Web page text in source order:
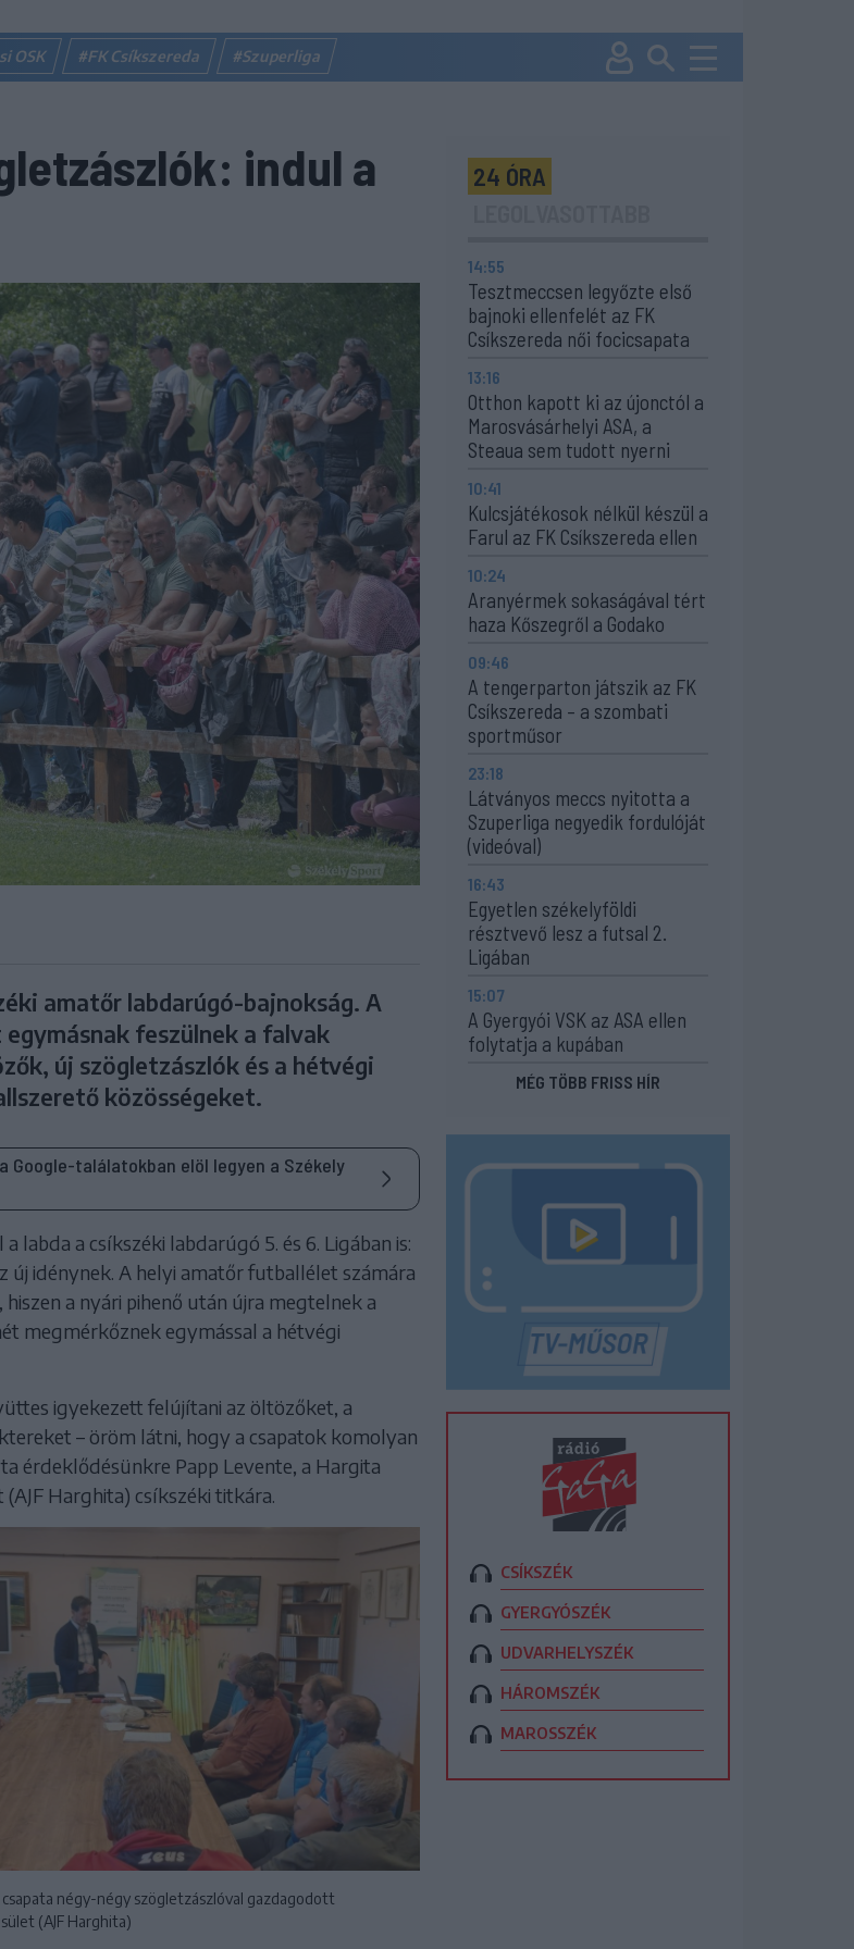
OSK #FK Csíkszereda #Szuperliga
indul a
amatőr labdarúgó-bajnokság. A
feszülnek a falvak
új szögletzászlók és a hétvégi
közösségeket.
Google-találatokban elöl legyen a Székely
labda a csíkszéki labdarúgó 5. és 6. Ligában is:
új idénynek. A helyi amatőr futballélet számára
a nyári pihenő után újra megtelnek a
megmérkőznek egymással a hétvégi
igyekezett felújítani az öltözőket, a
– öröm látni, hogy a csapatok komolyan
érdeklődésünkre Papp Levente, a Hargita
Harghita) csíkszéki titkára.
négy-négy szögletzászlóval gazdagodott
(AJF Harghita)
24 ÓRA
14:55
Tesztmeccsen legyőzte első
bajnoki ellenfelét az FK
Csíkszereda női focicsapata
13:16
Otthon kapott ki az újonctól a
Marosvásárhelyi ASA, a
Steaua sem tudott nyerni
10:41
Kulcsjátékosok nélkül készül a
Farul az FK Csíkszereda ellen
10:24
Aranyérmek sokaságával tért
haza Kőszegről a Godako
09:46
A tengerparton játszik az FK
Csíkszereda – a szombati
sportműsor
23:18
Látványos meccs nyitotta a
Szuperliga negyedik fordulóját
(videóval)
16:43
Egyetlen székelyföldi
résztvevő lesz a futsal 2.
Ligában
15:07
A Gyergyói VSK az ASA ellen
folytatja a kupában
MÉG TÖBB FRISS HÍR
CSÍKSZÉK
GYERGYÓSZÉK
UDVARHELYSZÉK
HÁROMSZÉK
MAROSSZÉK